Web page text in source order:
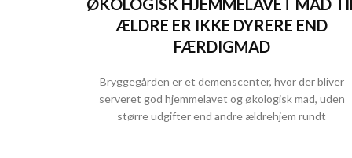
ØKOLOGISK HJEMMELAVET MAD
ÆLDRE ER IKKE DYRERE END
FÆRDIGMAD
Bryggegården er et demenscenter, hvor der bliver
serveret god hjemmelavet og økologisk mad, uden
større udgifter end andre ældrehjem rundt